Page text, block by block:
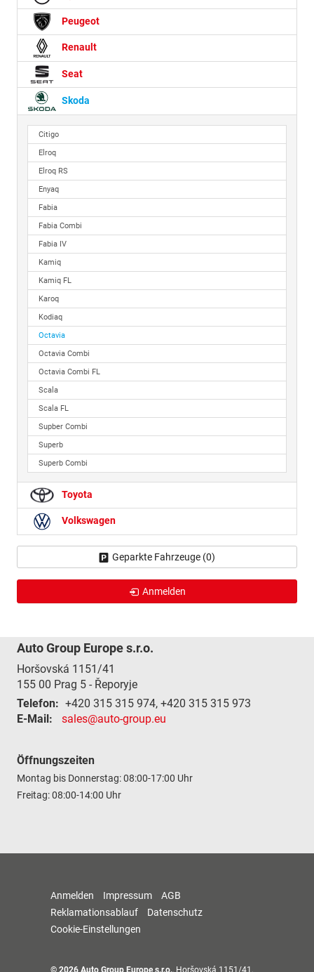
Peugeot
Renault
Seat
Skoda
Citigo
Elroq
Elroq RS
Enyaq
Fabia
Fabia Combi
Fabia IV
Kamiq
Kamiq FL
Karoq
Kodiaq
Octavia
Octavia Combi
Octavia Combi FL
Scala
Scala FL
Supber Combi
Superb
Superb Combi
Toyota
Volkswagen
Geparkte Fahrzeuge (0)
Anmelden
Auto Group Europe s.r.o.
Horšovská 1151/41
155 00 Prag 5 - Řeporyje
Telefon: +420 315 315 974, +420 315 315 973
E-Mail:
sales@auto-group.eu
Öffnungszeiten
Montag bis Donnerstag: 08:00-17:00 Uhr
Freitag: 08:00-14:00 Uhr
Anmelden Impressum
AGB
Reklamationsablauf
Datenschutz
Cookie-Einstellungen
© 2026 Auto Group Europe s.r.o., Horšovská 1151/41 ,